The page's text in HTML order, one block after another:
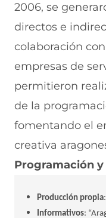
2006, se
directos e
colaboración
empresas de
permitieron
de la
fomentando el
creativa
Programación y
Producción propia
Informativos: